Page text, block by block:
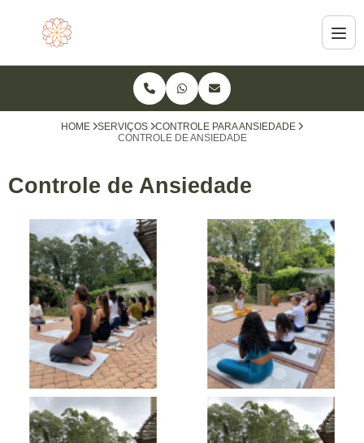
HOME SERVIÇOS
CONTROLE PARA ANSIEDADE
CONTROLE DE ANSIEDADE
Controle de Ansiedade